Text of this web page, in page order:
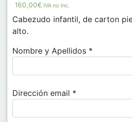
160,00€ IVA no Inc.
Cabezudo infantil, de carton
alto.
Nombre y Apellidos *
Dirección email *